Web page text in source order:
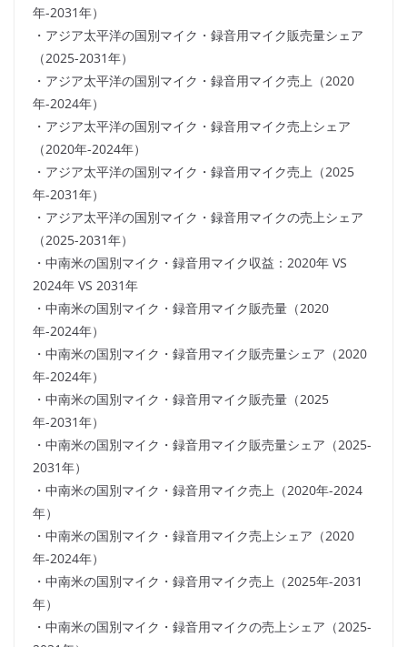
年-2031年）
・アジア太平洋の国別マイク・録音用マイク販売量シェア
（2025-2031年）
・アジア太平洋の国別マイク・録音用マイク売上（2020
年-2024年）
・アジア太平洋の国別マイク・録音用マイク売上シェア
（2020年-2024年）
・アジア太平洋の国別マイク・録音用マイク売上（2025
年-2031年）
・アジア太平洋の国別マイク・録音用マイクの売上シェア
（2025-2031年）
・中南米の国別マイク・録音用マイク収益：2020年 VS
2024年 VS 2031年
・中南米の国別マイク・録音用マイク販売量（2020
年-2024年）
・中南米の国別マイク・録音用マイク販売量シェア（2020
年-2024年）
・中南米の国別マイク・録音用マイク販売量（2025
年-2031年）
・中南米の国別マイク・録音用マイク販売量シェア（2025-
2031年）
・中南米の国別マイク・録音用マイク売上（2020年-2024
年）
・中南米の国別マイク・録音用マイク売上シェア（2020
年-2024年）
・中南米の国別マイク・録音用マイク売上（2025年-2031
年）
・中南米の国別マイク・録音用マイクの売上シェア（2025-